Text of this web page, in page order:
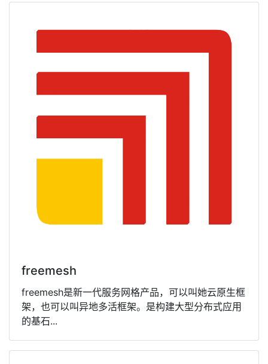
freemesh
freemesh是新一代服务网格产品，可以叫她云原生框
架，也可以叫异地多活框架。是构建大型分布式应用
的基石...